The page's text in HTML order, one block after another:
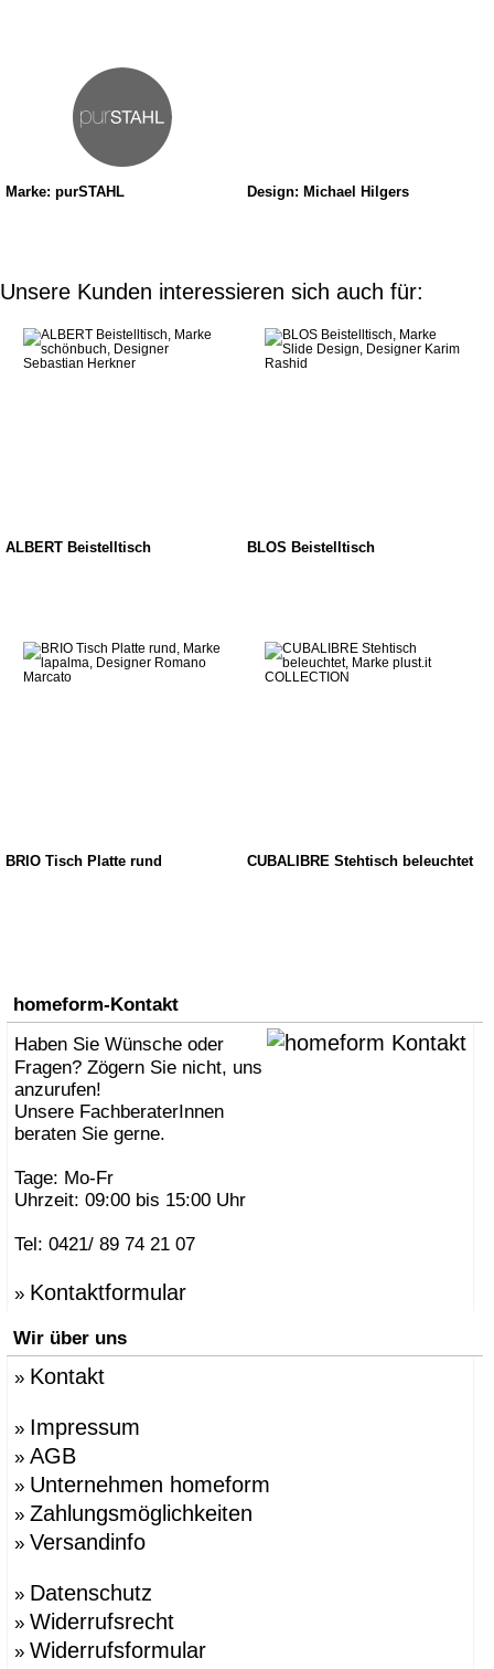
Marke: purSTAHL Design: Michael Hilgers
Unsere Kunden interessieren sich auch für:
ALBERT Beistelltisch BLOS Beistelltisch
BRIO Tisch Platte rund CUBALIBRE Stehtisch beleuchtet
homeform-Kontakt
Haben Sie Wünsche oder
Fragen? Zögern Sie nicht, uns
anzurufen!
Unsere FachberaterInnen
beraten Sie gerne.
Tage: Mo-Fr
Uhrzeit: 09:00 bis 15:00 Uhr
Tel: 0421/ 89 74 21 07
» Kontaktformular
Wir über uns
» Kontakt
» Impressum
» AGB
» Unternehmen homeform
» Zahlungsmöglichkeiten
» Versandinfo
» Datenschutz
» Widerrufsrecht
» Widerrufsformular